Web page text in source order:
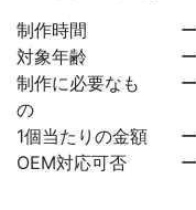
制作時間
ー
対象年齢
ー
制作に必要なも
の
ー
1個当たりの金額
ー
OEM対応可否
ー